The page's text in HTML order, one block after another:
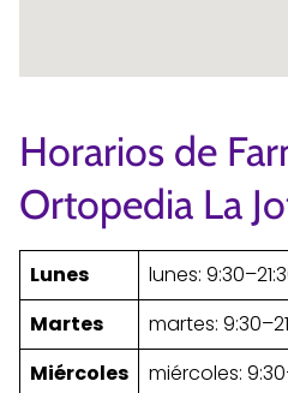
Horarios de
Ortopedia La
Lunes
lunes:
Martes
martes:
Miércoles
miércoles: